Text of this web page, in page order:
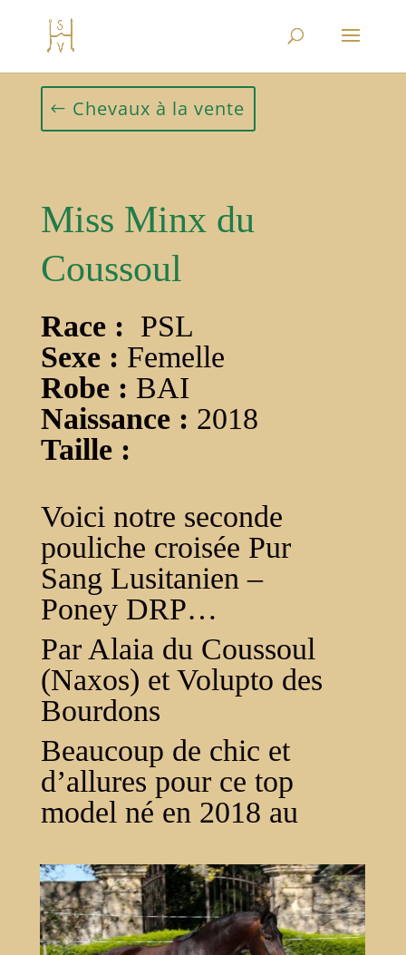
Chevaux à la vente
Miss Minx du
Coussoul
Race : PSL
Sexe : Femelle
Robe : BAI
Naissance : 2018
Taille :
Voici notre seconde
pouliche croisée Pur
Sang Lusitanien –
Poney DRP…
Par Alaia du Coussoul
(Naxos) et Volupto des
Bourdons
Beaucoup de chic et
d’allures pour ce top
model né en 2018 au